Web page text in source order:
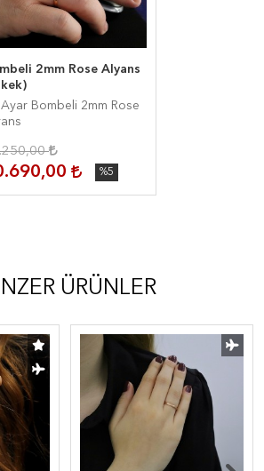
2mm Rose Alyans
Bombeli 2mm Rose
%5
ÜRÜNLER